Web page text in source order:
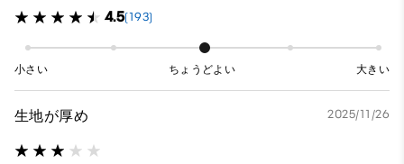
4.5(193)
小さい ちょうどよい 大きい
生地が厚め 2025/11/26